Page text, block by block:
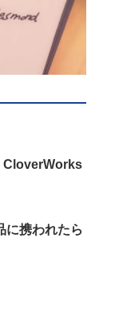
CloverWorks
に携われたら